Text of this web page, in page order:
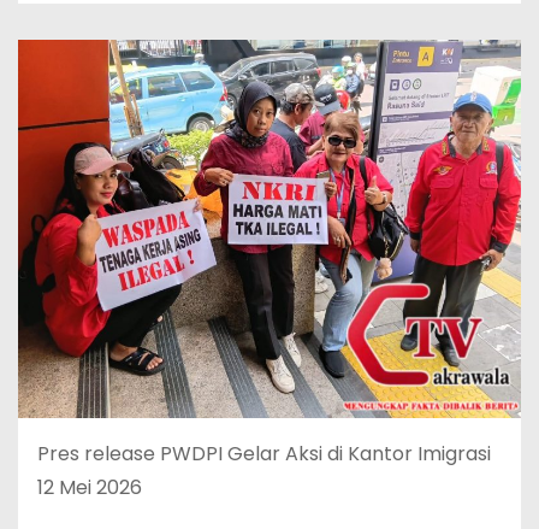
Pres release PWDPI Gelar Aksi di Kantor Imigrasi
12 Mei 2026